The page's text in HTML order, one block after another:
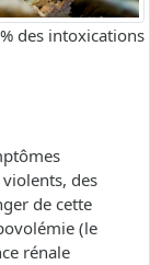
des intoxications
des
de cette
(le
rénale